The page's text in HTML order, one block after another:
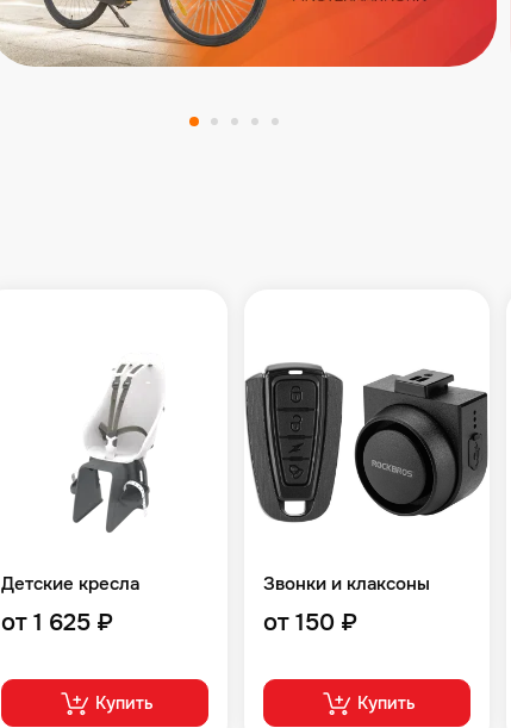
Детские кресла
от 1 625 ₽
Купить
Звонки и клаксоны
от 150 ₽
Купить